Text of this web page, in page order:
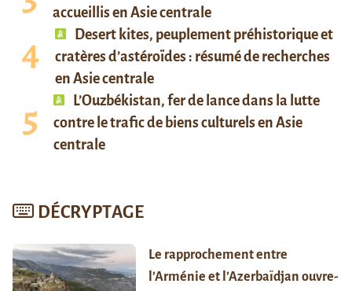
accueillis en Asie centrale
Desert kites, peuplement préhistorique et
cratères d’astéroïdes : résumé de recherches
en Asie centrale
L’Ouzbékistan, fer de lance dans la lutte
contre le trafic de biens culturels en Asie
centrale
DÉCRYPTAGE
Le rapprochement entre
l’Arménie et l’Azerbaïdjan ouvre-